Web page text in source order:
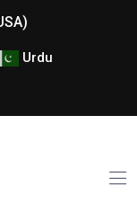
Urdu